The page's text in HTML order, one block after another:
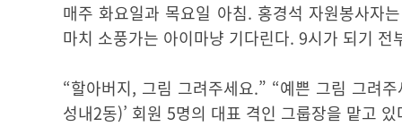
매주 화요일과 목요일 아침. 홍경석 자원봉사자
마치 소풍가는 아이마냥 기다린다. 9시가 되기
“할아버지, 그림 그려주세요.” “예쁜 그림 그려
성내2동)’ 회원 5명의 대표 격인 그룹장을 맡고 있